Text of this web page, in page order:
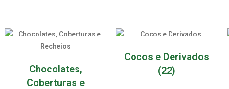
Chocolates,
Coberturas e
Cocos e Derivados
(22)